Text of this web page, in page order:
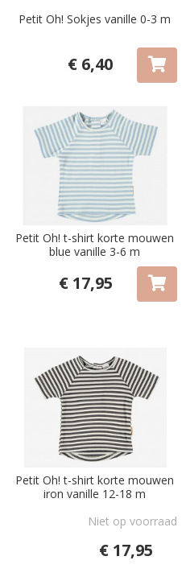
Petit Oh! Sokjes vanille 0-3 m
€ 6,40
Petit Oh! t-shirt korte mouwen
blue vanille 3-6 m
€ 17,95
Petit Oh! t-shirt korte mouwen
iron vanille 12-18 m
Niet op voorraad
€ 17,95